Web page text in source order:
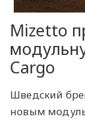
Mizetto
Cargo
Шведский
новым